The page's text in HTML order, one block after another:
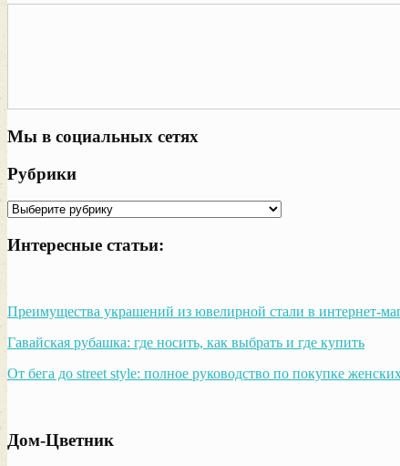
Мы в социальных сетях
Рубрики
Рубрики
Интересные статьи:
Преимущества украшений из ювелирной стали в интернет-
Гавайская рубашка: где носить, как выбрать и где купить
От бега до street style: полное руководство по покупке
Дом-Цветник